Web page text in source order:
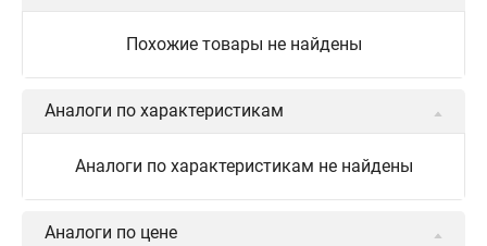
Похожие товары не найдены
Аналоги по характеристикам
Аналоги по характеристикам не найдены
Аналоги по цене